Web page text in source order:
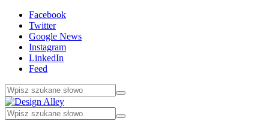
Facebook
Twitter
Google News
Instagram
LinkedIn
Feed